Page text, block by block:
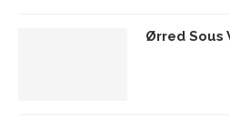
Ørred Sous